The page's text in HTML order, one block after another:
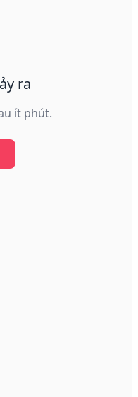
ra
ít phút.